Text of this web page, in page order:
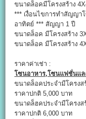
ขนาดล็อคมีโครงสร้าง
*** เงื่อนไขการทำสัญญา
อาทิตย์ *** สัญญา 1 ปี
ขนาดล็อค มีโครงสร้าง
ขนาดล็อค มีโครงสร้าง
ราคาค่าเช่า :
โซนอาหาร,โซนแฟชั่นเเ
ขนาดล็อคประจำมีโครงส
ราคาปกติ 5,000 บาท
ขนาดล็ฮคประจำมีโครงส
ราคาปกติ 6,000 บาท